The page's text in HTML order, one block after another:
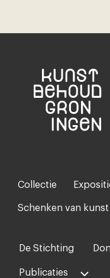
Footer-
menu
Collectie
Schenken van kunst
Voet
midden
De Stichting
Publicaties